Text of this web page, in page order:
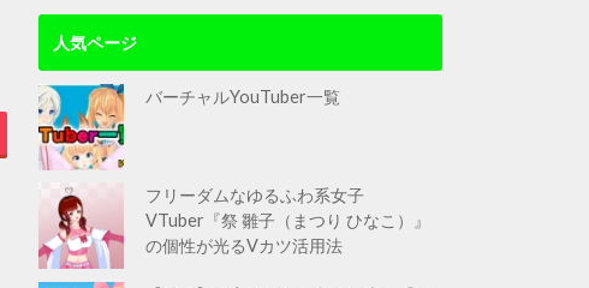
人気ページ
バーチャルYouTuber一覧
フリーダムなゆるふわ系女子
VTuber『祭 雛子（まつり ひなこ）』
の個性が光るVカツ活用法